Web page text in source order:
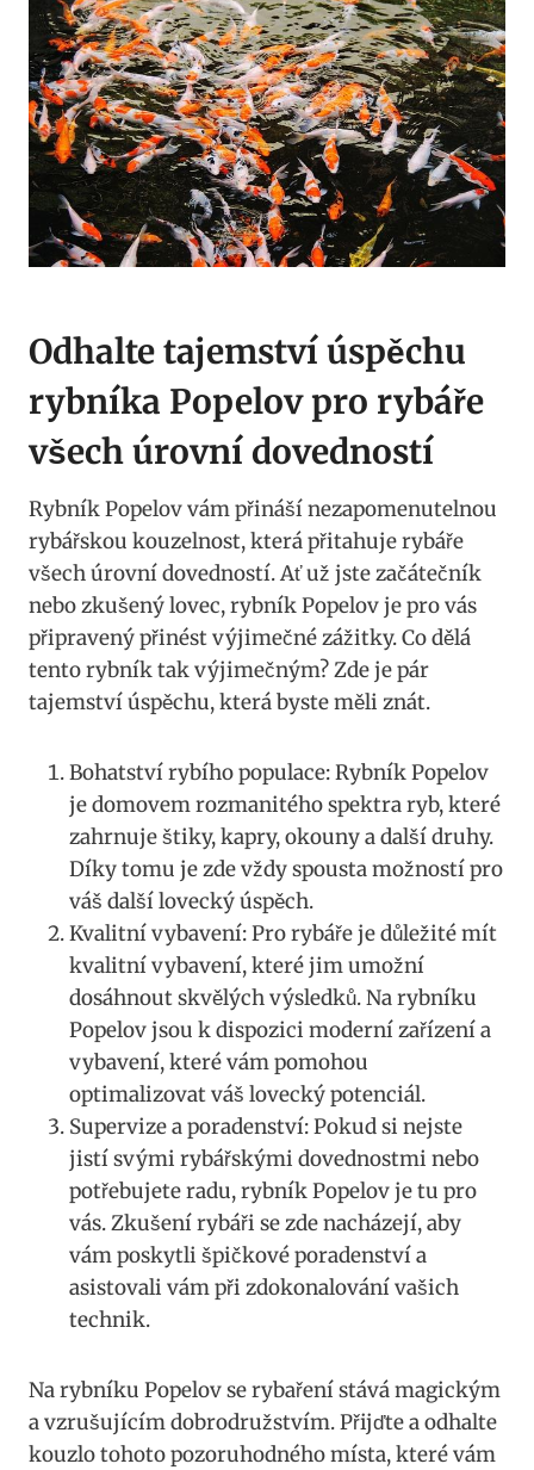
Odhalte tajemství úspěchu
rybníka Popelov pro rybáře
všech úrovní dovedností
Rybník Popelov vám přináší nezapomenutelnou
rybářskou kouzelnost, která přitahuje rybáře
všech úrovní dovedností. Ať už jste začátečník
nebo zkušený lovec, rybník Popelov je pro vás
připravený přinést výjimečné zážitky. Co dělá
tento rybník tak výjimečným? Zde je pár
tajemství úspěchu, která byste měli znát.
Bohatství rybího populace: Rybník Popelov
je domovem rozmanitého spektra ryb, které
zahrnuje štiky, kapry, okouny a další druhy.
Díky tomu je zde vždy spousta možností pro
váš další lovecký úspěch.
Kvalitní vybavení: Pro rybáře je důležité mít
kvalitní vybavení, které jim umožní
dosáhnout skvělých výsledků. Na rybníku
Popelov jsou k dispozici moderní zařízení a
vybavení, které vám pomohou
optimalizovat váš lovecký potenciál.
Supervize a poradenství: Pokud si nejste
jistí svými rybářskými dovednostmi nebo
potřebujete radu, rybník Popelov je tu pro
vás. Zkušení rybáři se zde nacházejí, aby
vám poskytli špičkové poradenství a
asistovali vám při zdokonalování vašich
technik.
Na rybníku Popelov se rybaření stává magickým
a vzrušujícím dobrodružstvím. Přijďte a odhalte
kouzlo tohoto pozoruhodného místa, které vám